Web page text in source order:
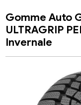
Gomme Auto
ULTRAGRIP
Invernale